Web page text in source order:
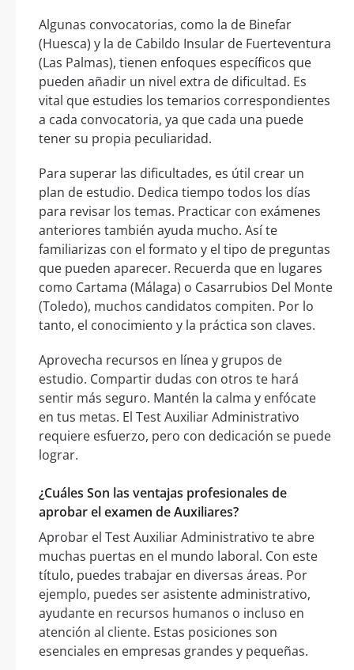
Algunas convocatorias, como la de Binefar
(Huesca) y la de Cabildo Insular de Fuerteventura
(Las Palmas), tienen enfoques específicos que
pueden añadir un nivel extra de dificultad. Es
vital que estudies los temarios correspondientes
a cada convocatoria, ya que cada una puede
tener su propia peculiaridad.
Para superar las dificultades, es útil crear un
plan de estudio. Dedica tiempo todos los días
para revisar los temas. Practicar con exámenes
anteriores también ayuda mucho. Así te
familiarizas con el formato y el tipo de preguntas
que pueden aparecer. Recuerda que en lugares
como Cartama (Málaga) o Casarrubios Del Monte
(Toledo), muchos candidatos compiten. Por lo
tanto, el conocimiento y la práctica son claves.
Aprovecha recursos en línea y grupos de
estudio. Compartir dudas con otros te hará
sentir más seguro. Mantén la calma y enfócate
en tus metas. El Test Auxiliar Administrativo
requiere esfuerzo, pero con dedicación se puede
lograr.
¿Cuáles Son las ventajas profesionales de
aprobar el examen de Auxiliares?
Aprobar el Test Auxiliar Administrativo te abre
muchas puertas en el mundo laboral. Con este
título, puedes trabajar en diversas áreas. Por
ejemplo, puedes ser asistente administrativo,
ayudante en recursos humanos o incluso en
atención al cliente. Estas posiciones son
esenciales en empresas grandes y pequeñas.